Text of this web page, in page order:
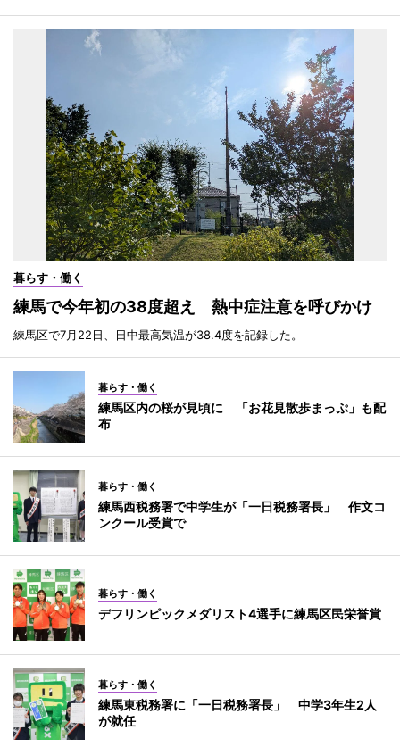
暮らす・働く
練馬で今年初の38度超え 熱中症注意を呼びかけ
練馬区で7月22日、日中最高気温が38.4度を記録した。
暮らす・働く
練馬区内の桜が見頃に 「お花見散歩まっぷ」も配
布
暮らす・働く
練馬西税務署で中学生が「一日税務署長」 作文コ
ンクール受賞で
暮らす・働く
デフリンピックメダリスト4選手に練馬区民栄誉賞
暮らす・働く
練馬東税務署に「一日税務署長」 中学3年生2人
が就任